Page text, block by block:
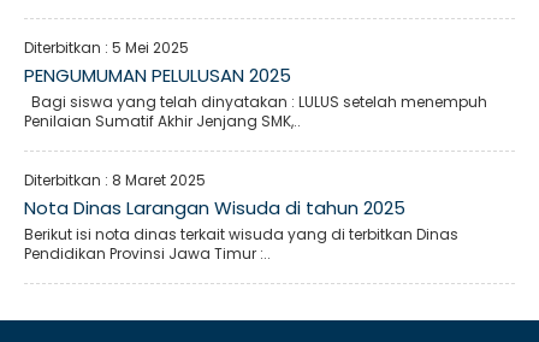
Diterbitkan : 5 Mei 2025
PENGUMUMAN PELULUSAN 2025
Bagi siswa yang telah dinyatakan : LULUS setelah menempuh
Penilaian Sumatif Akhir Jenjang SMK,..
Diterbitkan : 8 Maret 2025
Nota Dinas Larangan Wisuda di tahun 2025
Berikut isi nota dinas terkait wisuda yang di terbitkan Dinas
Pendidikan Provinsi Jawa Timur :..